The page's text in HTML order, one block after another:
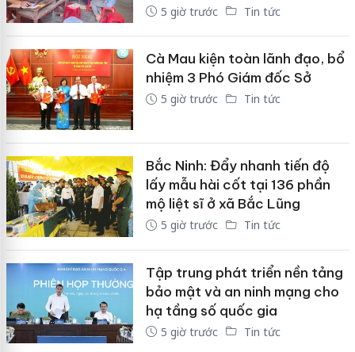
5 giờ trước Tin tức
Cà Mau kiện toàn lãnh đạo, bổ
nhiệm 3 Phó Giám đốc Sở
5 giờ trước Tin tức
Bắc Ninh: Đẩy nhanh tiến độ
lấy mẫu hài cốt tại 136 phần
mộ liệt sĩ ở xã Bắc Lũng
5 giờ trước Tin tức
Tập trung phát triển nền tảng
bảo mật và an ninh mạng cho
hạ tầng số quốc gia
5 giờ trước Tin tức